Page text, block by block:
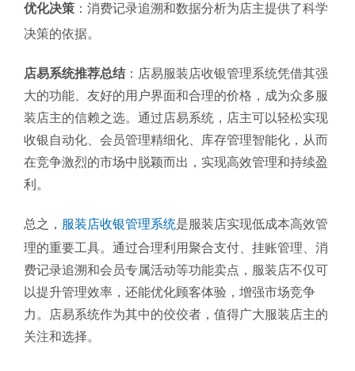
优化决策 ：消费记录追溯和数据分析为店主提供了科学
决策的依据。
店易系统推荐总结：店易服装店收银管理系统凭借其强
大的功能、友好的用户界面和合理的价格，成为众多服
装店主的信赖之选。通过店易系统，店主可以轻松实现
收银自动化、会员管理精细化、库存管理智能化，从而
在竞争激烈的市场中脱颖而出，实现高效管理和持续盈
利。
总之， 服装店收银管理系统是服装店实现低成本高效管
理的重要工具。通过合理利用聚合支付、挂账管理、消
费记录追溯和会员专属活动等功能卖点，服装店不仅可
以提升管理效率，还能优化顾客体验，增强市场竞争
力。店易系统作为其中的佼佼者，值得广大服装店主的
关注和选择。